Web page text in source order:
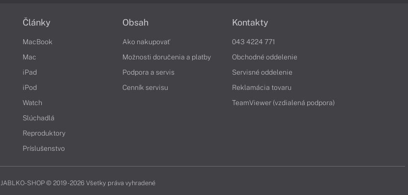
Články
MacBook
Mac
iPad
iPod
Watch
Slúchadlá
Reproduktory
Príslušenstvo
Obsah
Ako nakupovať
Možnosti doručenia a platby
Podpora a servis
Cenník servisu
Kontakty
043 4224 771
Obchodné oddelenie
Servisné oddelenie
Reklamácia tovaru
TeamViewer (vzdialená podpora)
JABLKO-SHOP © 2019 - 2026 Všetky práva vyhradené